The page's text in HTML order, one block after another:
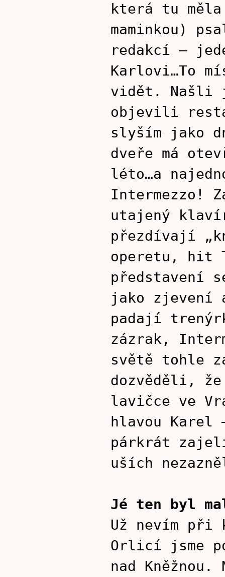
která tu
maminkou)
redakcí –
Karlovi…To
vidět. Našli
objevili
slyším jako
dveře má
léto…a
Intermezzo!
utajený
přezdívají
operetu, hit
představení
jako zjevení
padají
zázrak,
světě tohle
dozvěděli, že
lavičce ve
hlavou Karel
párkrát
uších
Jé ten byl
Už nevím při
Orlicí jsme
nad Kněžnou.